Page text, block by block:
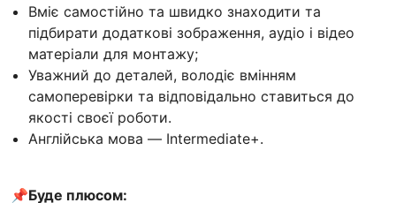
Вміє самостійно та швидко знаходити та
підбирати додаткові зображення, аудіо і відео
матеріали для монтажу;
Уважний до деталей, володіє вмінням
самоперевірки та відповідально ставиться до
якості своєї роботи.
Англійська мова — Intermediate+.
📌Буде плюсом: